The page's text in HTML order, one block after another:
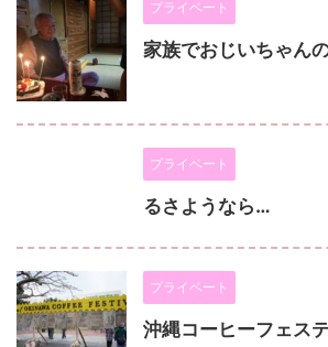
プライベート
家族でおじいちゃん
プライベート
るさようなら…
プライベート
沖縄コーヒーフェス